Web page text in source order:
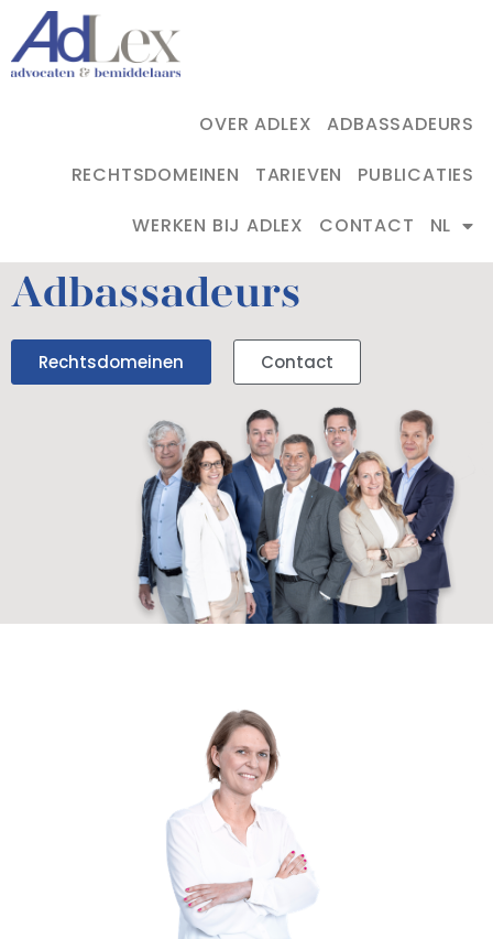
OVER ADLEX
ADBASSADEURS
RECHTSDOMEINEN
TARIEVEN
PUBLICATIES
WERKEN BIJ ADLEX
CONTACT NL
Adbassadeurs
Rechtsdomeinen Contact